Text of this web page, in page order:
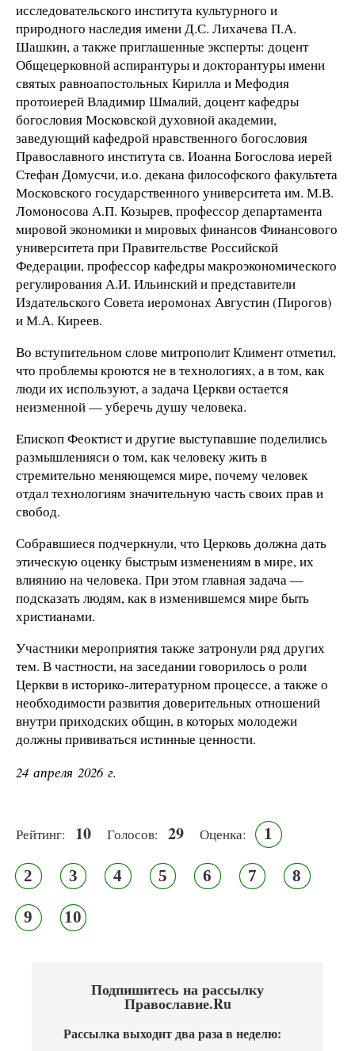
исследовательского института культурного и
природного наследия имени Д.С. Лихачева П.А.
Шашкин, а также приглашенные эксперты: доцент
Общецерковной аспирантуры и докторантуры имени
святых равноапостольных Кирилла и Мефодия
протоиерей Владимир Шмалий, доцент кафедры
богословия Московской духовной академии,
заведующий кафедрой нравственного богословия
Православного института св. Иоанна Богослова иерей
Стефан Домусчи, и.о. декана философского факультета
Московского государственного университета им. М.В.
Ломоносова А.П. Козырев, профессор департамента
мировой экономики и мировых финансов Финансового
университета при Правительстве Российской
Федерации, профессор кафедры макроэкономического
регулирования А.И. Ильинский и представители
Издательского Совета иеромонах Августин (Пирогов)
и М.А. Киреев.
Во вступительном слове митрополит Климент отметил,
что проблемы кроются не в технологиях, а в том, как
люди их используют, а задача Церкви остается
неизменной — уберечь душу человека.
Епископ Феоктист и другие выступавшие поделились
размышленияси о том, как человеку жить в
стремительно меняющемся мире, почему человек
отдал технологиям значительную часть своих прав и
свобод.
Собравшиеся подчеркнули, что Церковь должна дать
этическую оценку быстрым изменениям в мире, их
влиянию на человека. При этом главная задача —
подсказать людям, как в изменившемся мире быть
христианами.
Участники мероприятия также затронули ряд других
тем. В частности, на заседании говорилось о роли
Церкви в историко-литературном процессе, а также о
необходимости развития доверительных отношений
внутри приходских общин, в которых молодежи
должны прививаться истинные ценности.
24 апреля 2026 г.
Рейтинг: 10 Голосов: 29 Оценка: 1
2 3 4 5 6 7 8
9 10
Подпишитесь на рассылку
Православие.Ru
Рассылка выходит два раза в неделю: